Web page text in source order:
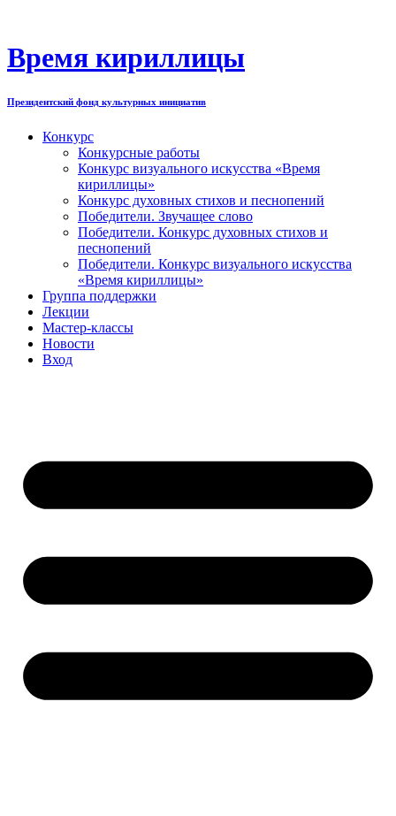
содержимому
Время кириллицы
Президентский фонд культурных инициатив
Конкурс
Конкурсные работы
Конкурс визуального искусства «Время
кириллицы»
Конкурс духовных стихов и песнопений
Победители. Звучащее слово
Победители. Конкурс духовных стихов и
песнопений
Победители. Конкурс визуального искусства
«Время кириллицы»
Группа поддержки
Лекции
Мастер-классы
Новости
Вход